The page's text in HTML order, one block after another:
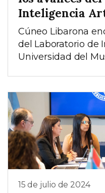
Inteligencia
Cúneo Libarona
del Laboratorio de
Universidad del
15 de julio de 2024